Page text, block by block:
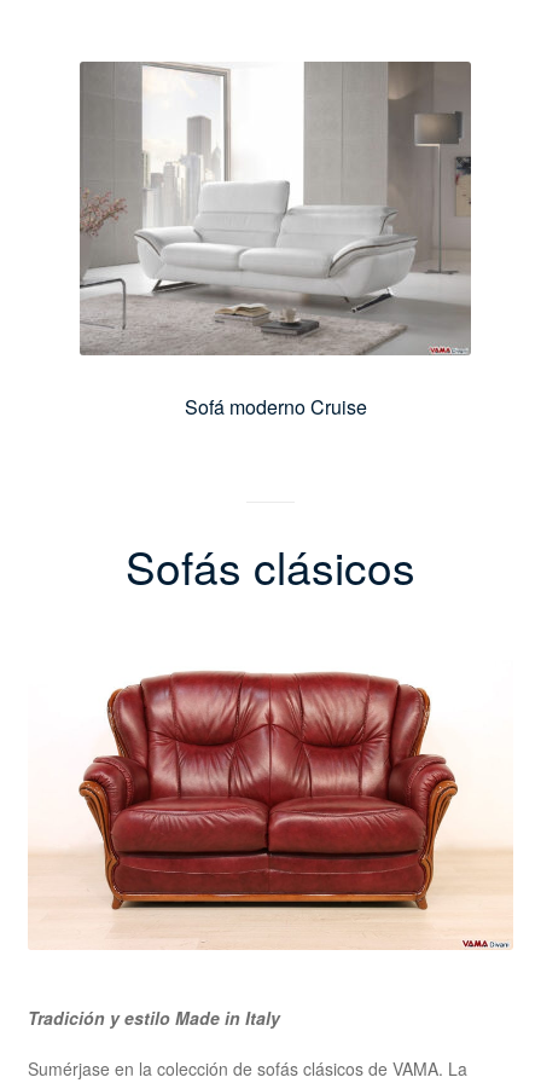
Sofá moderno Cruise
Sofás clásicos
Tradición y estilo Made in Italy
Sumérjase en la colección de sofás clásicos de VAMA. La